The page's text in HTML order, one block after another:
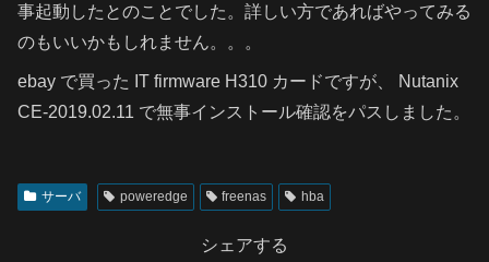
事起動したとのことでした。詳しい方であればやってみる
のもいいかもしれません。。。
ebay で買った IT firmware H310 カードですが、 Nutanix
CE-2019.02.11 で無事インストール確認をパスしました。
サーバ poweredge freenas hba
シェアする